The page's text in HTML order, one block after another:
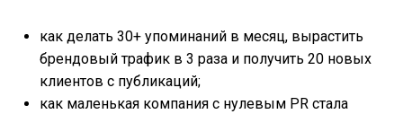
как делать 30+ упоминаний в месяц, вырастить
брендовый трафик в 3 раза и получить 20 новых
клиентов с публикаций;
как маленькая компания с нулевым PR стала